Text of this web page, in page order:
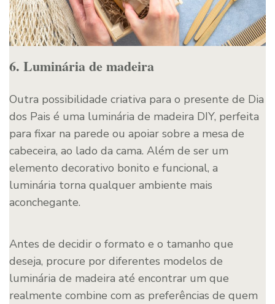
6. Luminária de madeira
Outra possibilidade criativa para o presente de Dia
dos Pais é uma luminária de madeira DIY, perfeita
para fixar na parede ou apoiar sobre a mesa de
cabeceira, ao lado da cama. Além de ser um
elemento decorativo bonito e funcional, a
luminária torna qualquer ambiente mais
aconchegante.
Antes de decidir o formato e o tamanho que
deseja, procure por diferentes modelos de
luminária de madeira até encontrar um que
realmente combine com as preferências de quem